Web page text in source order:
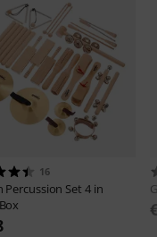
16
Percussion Set 4 in